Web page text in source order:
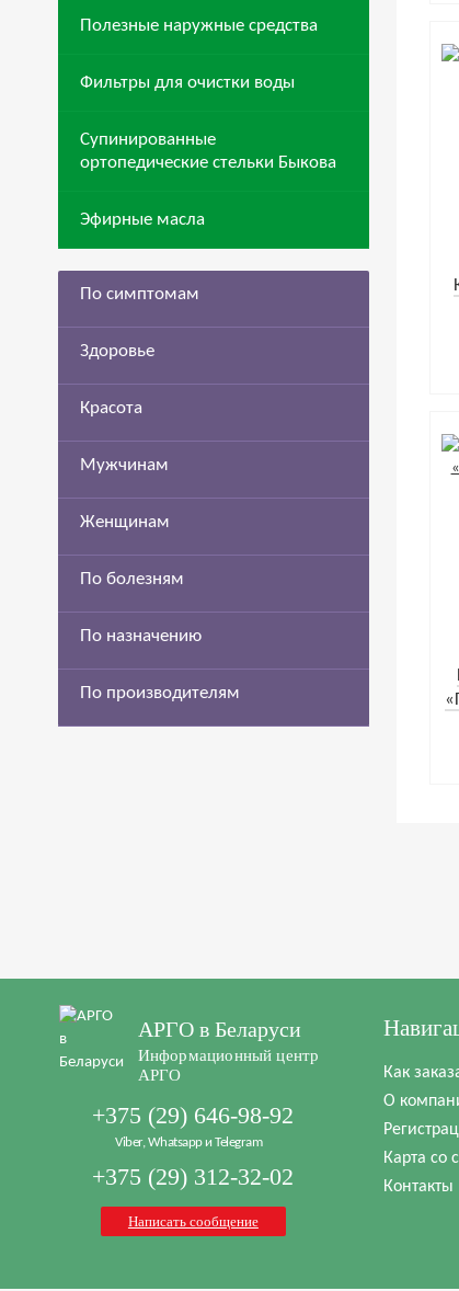
Полезные наружные средства
Фильтры для очистки воды
Супинированные
ортопедические стельки Быкова
Эфирные масла
По симптомам
Здоровье
Красота
Мужчинам
Женщинам
По болезням
По назначению
По производителям
АРГО в Беларуси
Информационный центр
АРГО
+375 (29) 646-98-92
Viber, Whatsapp и Telegram
+375 (29) 312-32-02
Написать сообщение
Как
О
Карта со
Контакты